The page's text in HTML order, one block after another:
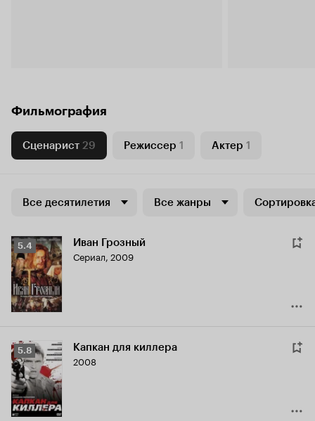
Фильмография
Сценарист 29 Режиссер 1 Актер 1
Все десятилетия Все жанры
Рейтинг
Кинопоиска
5.4
5.4 Иван Грозный
Сериал, 2009
Рейтинг
Кинопоиска
5.8
5.8 Капкан для киллера
2008